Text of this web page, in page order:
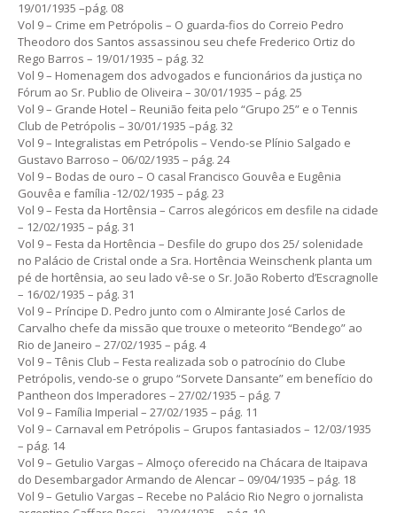
19/01/1935 –pág. 08
Vol 9 – Crime em Petrópolis – O guarda-fios do Correio Pedro
Theodoro dos Santos assassinou seu chefe Frederico Ortiz do
Rego Barros – 19/01/1935 – pág. 32
Vol 9 – Homenagem dos advogados e funcionários da justiça no
Fórum ao Sr. Publio de Oliveira – 30/01/1935 – pág. 25
Vol 9 – Grande Hotel – Reunião feita pelo “Grupo 25” e o Tennis
Club de Petrópolis – 30/01/1935 –pág. 32
Vol 9 – Integralistas em Petrópolis – Vendo-se Plínio Salgado e
Gustavo Barroso – 06/02/1935 – pág. 24
Vol 9 – Bodas de ouro – O casal Francisco Gouvêa e Eugênia
Gouvêa e família -12/02/1935 – pág. 23
Vol 9 – Festa da Hortênsia – Carros alegóricos em desfile na cidade
– 12/02/1935 – pág. 31
Vol 9 – Festa da Hortência – Desfile do grupo dos 25/ solenidade
no Palácio de Cristal onde a Sra. Hortência Weinschenk planta um
pé de hortênsia, ao seu lado vê-se o Sr. João Roberto d’Escragnolle
– 16/02/1935 – pág. 31
Vol 9 – Príncipe D. Pedro junto com o Almirante José Carlos de
Carvalho chefe da missão que trouxe o meteorito “Bendego” ao
Rio de Janeiro – 27/02/1935 – pág. 4
Vol 9 – Tênis Club – Festa realizada sob o patrocínio do Clube
Petrópolis, vendo-se o grupo “Sorvete Dansante” em benefício do
Pantheon dos Imperadores – 27/02/1935 – pág. 7
Vol 9 – Família Imperial – 27/02/1935 – pág. 11
Vol 9 – Carnaval em Petrópolis – Grupos fantasiados – 12/03/1935
– pág. 14
Vol 9 – Getulio Vargas – Almoço oferecido na Chácara de Itaipava
do Desembargador Armando de Alencar – 09/04/1935 – pág. 18
Vol 9 – Getulio Vargas – Recebe no Palácio Rio Negro o jornalista